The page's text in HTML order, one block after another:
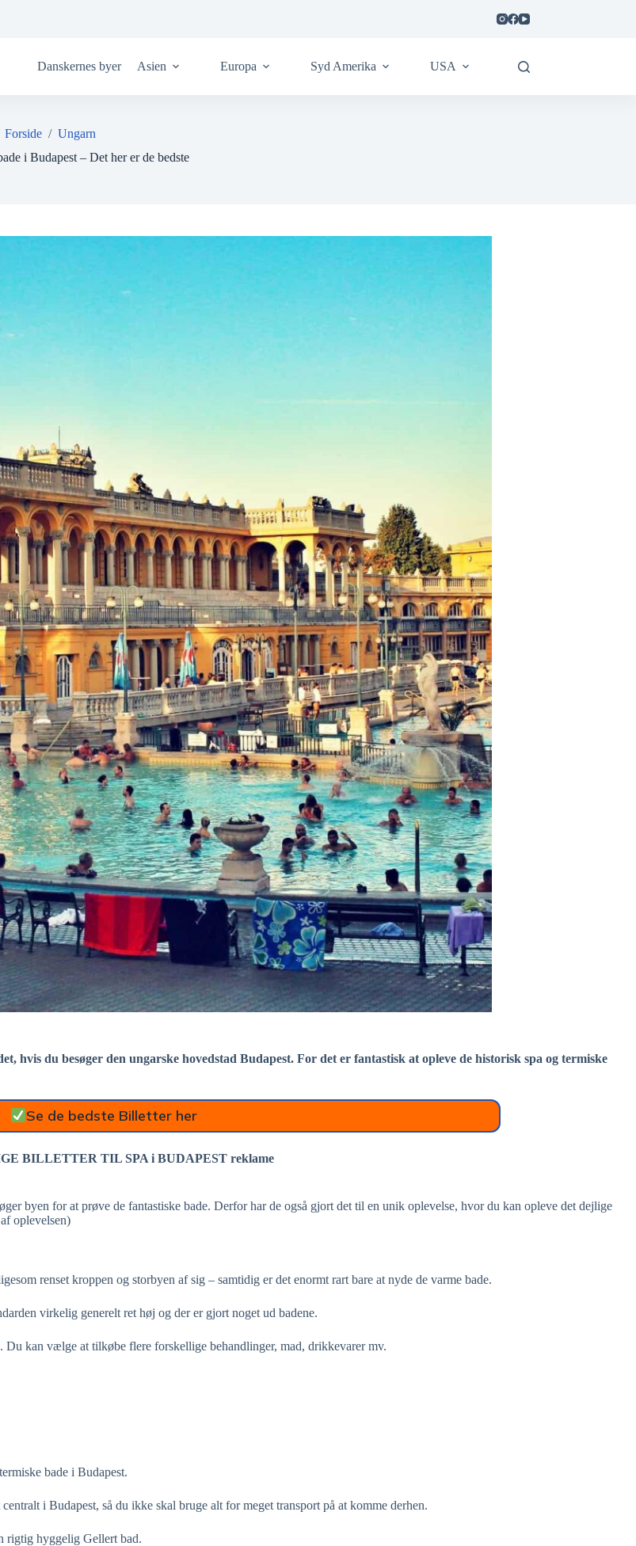
Danskernes byer Asien Europa Syd Amerika USA
Forside /Ungarn
i Budapest – Det her er de bedste
hvis du besøger den ungarske hovedstad Budapest. For det er fantastisk at opleve de historisk spa og termiske
Se de bedste Billetter her
BILLETTER TIL SPA i BUDAPEST reklame
byen for at prøve de fantastiske bade. Derfor har de også gjort det til en unik oplevelse, hvor du kan opleve det dejlige
oplevelsen)
renset kroppen og storbyen af sig – samtidig er det enormt rart bare at nyde de varme bade.
virkelig generelt ret høj og der er gjort noget ud badene.
Du kan vælge at tilkøbe flere forskellige behandlinger, mad, drikkevarer mv.
bade i Budapest.
i Budapest, så du ikke skal bruge alt for meget transport på at komme derhen.
rigtig hyggelig Gellert bad.